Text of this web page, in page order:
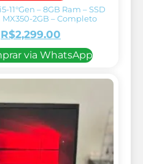
11°Gen – 8GB Ram – SSD
2GB – Completo
R$2,299.00
via WhatsApp